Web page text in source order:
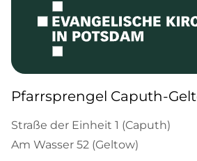
Pfarrsprengel Caputh-
Straße der Einheit 1 (Caputh)
Am Wasser 52 (Geltow)